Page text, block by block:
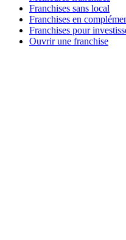
Franchises sans local
Franchises en
Franchises pour
Ouvrir une franchise